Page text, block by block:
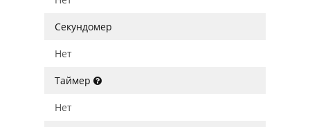
Секундомер
Нет
Таймер
Нет